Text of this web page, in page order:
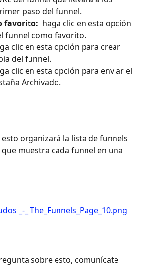
paso del funnel.
favorito: haga clic en esta opción
funnel como favorito.
clic en esta opción para crear
del funnel.
clic en esta opción para enviar el
Archivado.
esto organizará la lista de funnels
muestra cada funnel en una
sobre esto, comunícate